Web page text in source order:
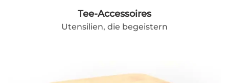
Tee-Accessoires
Utensilien, die begeistern